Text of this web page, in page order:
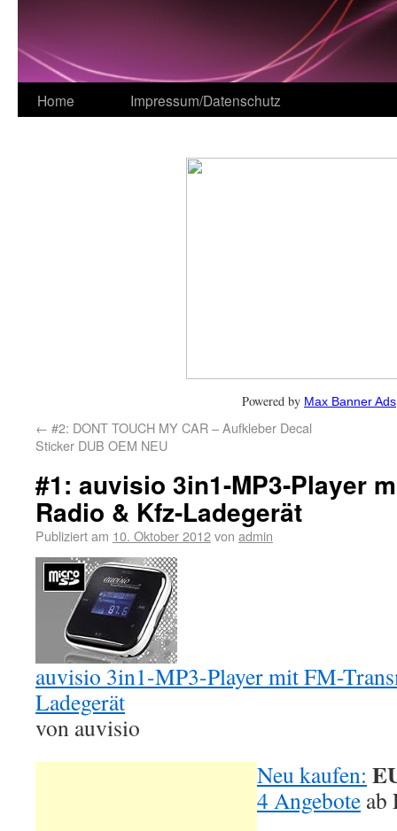
Home Impressum/Datenschutz
Powered by Max Banner Ads
← #2: DONT TOUCH MY CAR – Aufkleber Decal
Sticker DUB OEM NEU
#1: auvisio 3in1-MP3-Player
Radio & Kfz-Ladegerät
Publiziert am 10. Oktober 2012von admin
auvisio 3in1-MP3-Player mit FM-
Ladegerät
von auvisio
Neu kaufen:
4 Angebote ab